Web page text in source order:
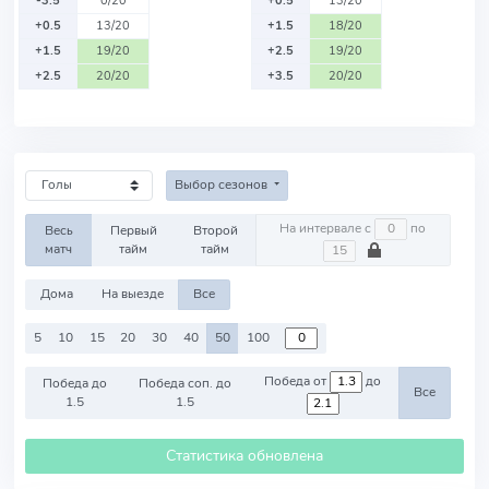
+0.5
13/20
+1.5
19/20
+2.5
20/20
+1.5
18/20
+2.5
19/20
+3.5
20/20
Выбор сезонов
Весь
матч
Первый
тайм
Второй
тайм
На интервале с по
Дома На выезде Все
5 10 15 20 30 40 50 100
Победа до
1.5
Победа соп. до
1.5
Победа от до
Все
Статистика обновлена